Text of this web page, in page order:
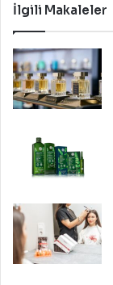
İlgili Makaleler